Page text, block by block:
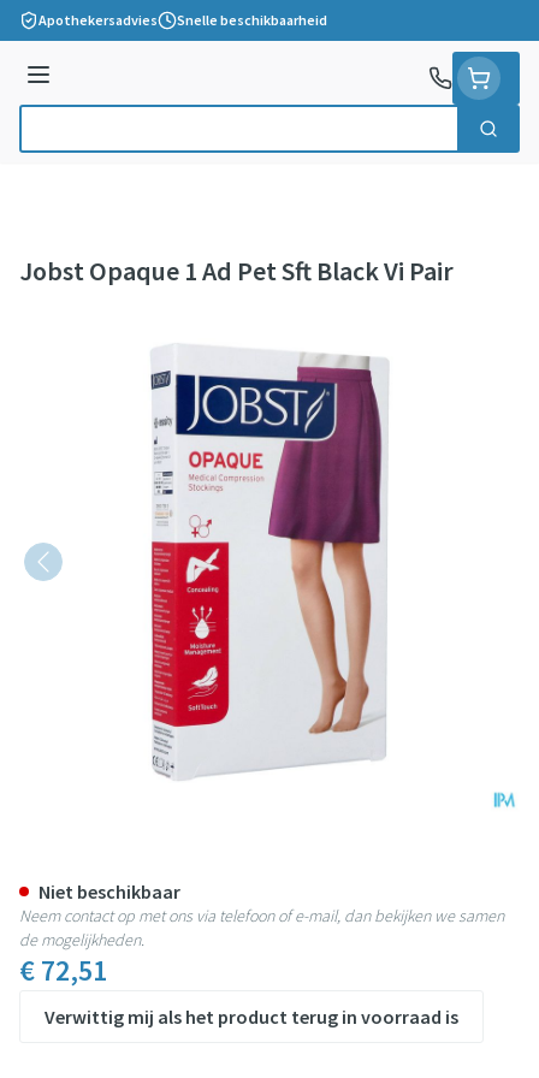
Ga naar de inhoud
Apothekersadvies Snelle beschikbaarheid
Menu
Zoek
Jobst Opaque 1 Ad Pet Sft Black Vi Pair
€ 72,51
Verwittig mij als het product terug in voorraad is
Niet beschikbaar
Neem contact op met ons via telefoon of e-mail, dan bekijken we samen
de mogelijkheden.